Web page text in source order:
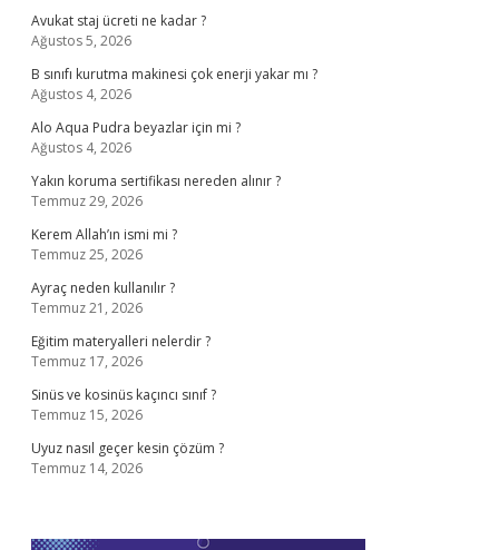
Avukat staj ücreti ne kadar ?
Ağustos 5, 2026
B sınıfı kurutma makinesi çok enerji yakar mı ?
Ağustos 4, 2026
Alo Aqua Pudra beyazlar için mi ?
Ağustos 4, 2026
Yakın koruma sertifikası nereden alınır ?
Temmuz 29, 2026
Kerem Allah’ın ismi mi ?
Temmuz 25, 2026
Ayraç neden kullanılır ?
Temmuz 21, 2026
Eğitim materyalleri nelerdir ?
Temmuz 17, 2026
Sinüs ve kosinüs kaçıncı sınıf ?
Temmuz 15, 2026
Uyuz nasıl geçer kesin çözüm ?
Temmuz 14, 2026